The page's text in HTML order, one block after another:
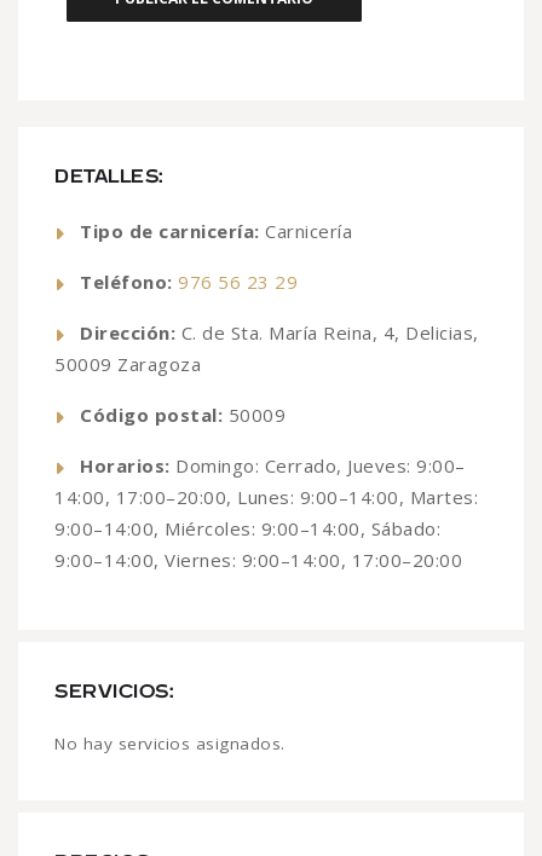
DETALLES:
Tipo de carnicería: Carnicería
Teléfono: 976 56 23 29
Dirección: C. de Sta. María Reina, 4, Delicias,
50009 Zaragoza
Código postal: 50009
Horarios: Domingo: Cerrado, Jueves: 9:00–
14:00, 17:00–20:00, Lunes: 9:00–14:00, Martes:
9:00–14:00, Miércoles: 9:00–14:00, Sábado:
9:00–14:00, Viernes: 9:00–14:00, 17:00–20:00
SERVICIOS:
No hay servicios asignados.